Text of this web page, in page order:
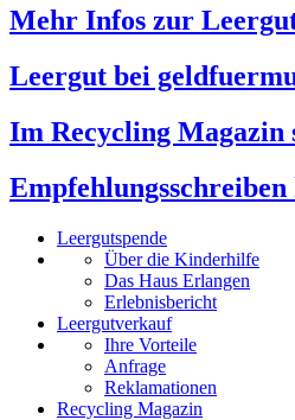
Mehr Infos zur
Leergut bei
Im Recycling Magazin
Leergutspende
Über die Kinderhilfe
Das Haus Erlangen
Erlebnisbericht
Leergutverkauf
Ihre Vorteile
Anfrage
Reklamationen
Recycling Magazin